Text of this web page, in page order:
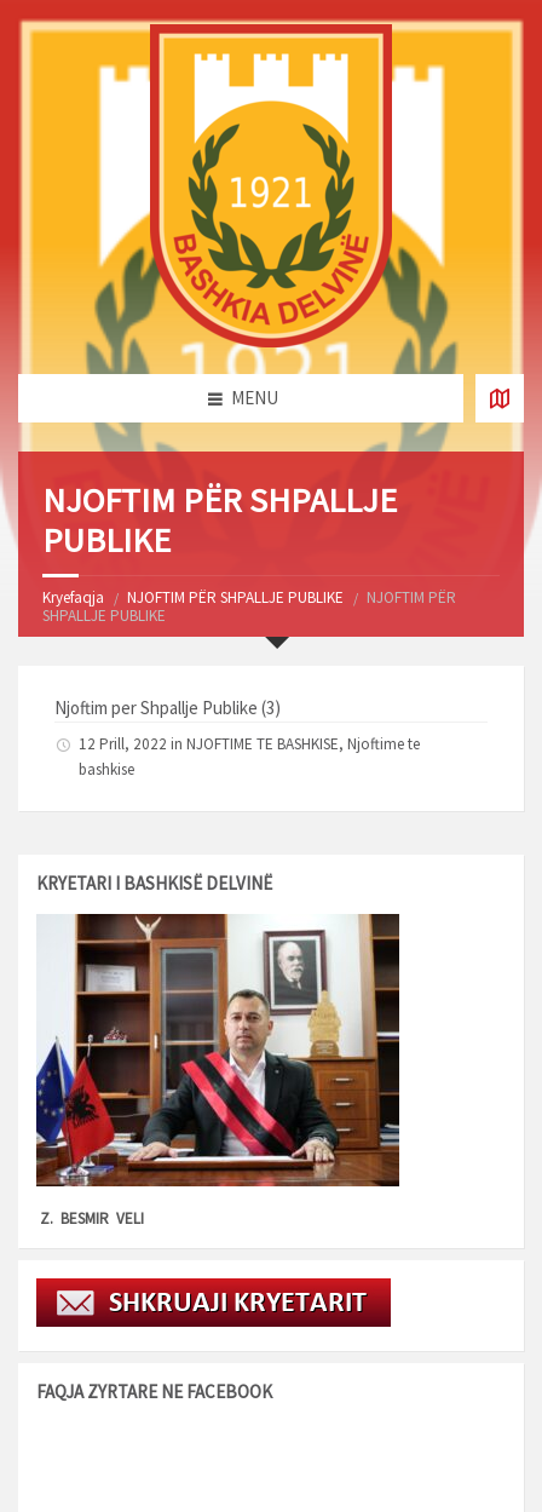
MENU
NJOFTIM PËR SHPALLJE
PUBLIKE
Kryefaqja NJOFTIM PËR SHPALLJE PUBLIKE
NJOFTIM PËR
SHPALLJE PUBLIKE
Njoftim per Shpallje Publike (3)
12 Prill, 2022 in NJOFTIME TE BASHKISE, Njoftime te
bashkise
KRYETARI I BASHKISË DELVINË
Z. BESMIR VELI
FAQJA ZYRTARE NE FACEBOOK